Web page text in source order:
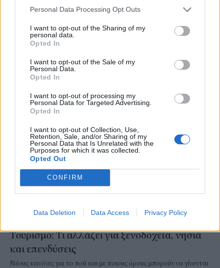
Personal Data Processing Opt Outs
I want to opt-out of the Sharing of my
personal data.
Opted In
I want to opt-out of the Sale of my
Personal Data.
Opted In
I want to opt-out of processing my
Personal Data for Targeted Advertising.
Opted In
I want to opt-out of Collection, Use,
Retention, Sale, and/or Sharing of my
Personal Data that Is Unrelated with the
Purposes for which it was collected.
Opted Out
CONFIRM
Data Deletion Data Access Privacy Policy
Περισσότεροι από 1.500 έλεγχοι έχουν πραγματοποιηθεί μέχρι
ολόκληρη τη χώρα, στο πλαίσιο της εντατικής εφαρμογής του
νέου θεσμικού πλαισίου για την προστασία των αιγιαλών και των
παραλιών και τη διασφάλιση της ελεύθερης πρόσβασης των
ΓΙΩΡΓΟΣ ΠΑΠΠΟΥΣ /07 Αυγ 2026
ΚΟΙΝΩΝΙΑ
Τουρισμό: Τι αλλάζει για ξενοδοχεία, νησιά
και επενδύσεις
Νέους κανόνες για το πού και με ποιους όρους μπορούν να γίνονται